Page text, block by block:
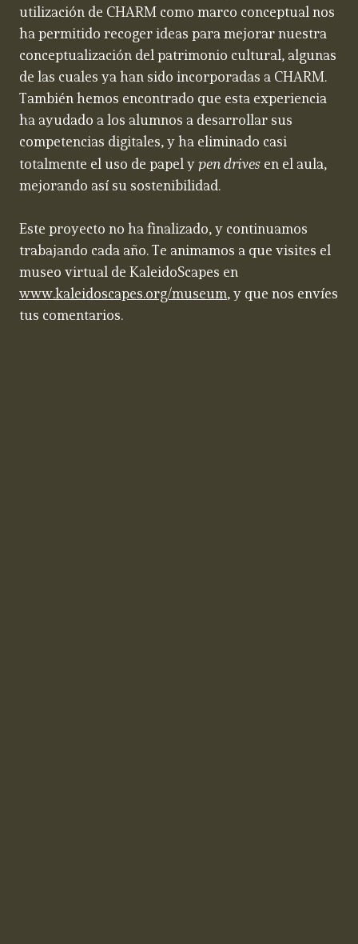
utilización de CHARM como marco conceptual nos
ha permitido recoger ideas para mejorar nuestra
conceptualización del patrimonio cultural, algunas
de las cuales ya han sido incorporadas a CHARM.
También hemos encontrado que esta experiencia
ha ayudado a los alumnos a desarrollar sus
competencias digitales, y ha eliminado casi
totalmente el uso de papel y pen drives en el aula,
mejorando así su sostenibilidad.
Este proyecto no ha finalizado, y continuamos
trabajando cada año. Te animamos a que visites el
museo virtual de KaleidoScapes en
www.kaleidoscapes.org/museum, y que nos envíes
tus comentarios.